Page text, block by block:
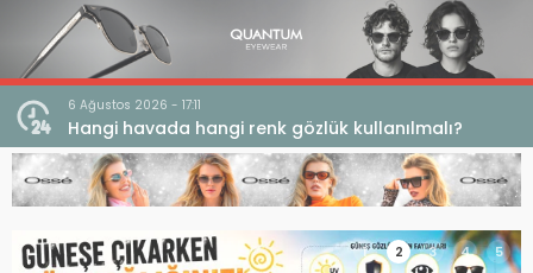
6 Ağustos 2026 - 17:11
Hangi havada hangi renk gözlük kullanılmalı?
1 2 3 4 5